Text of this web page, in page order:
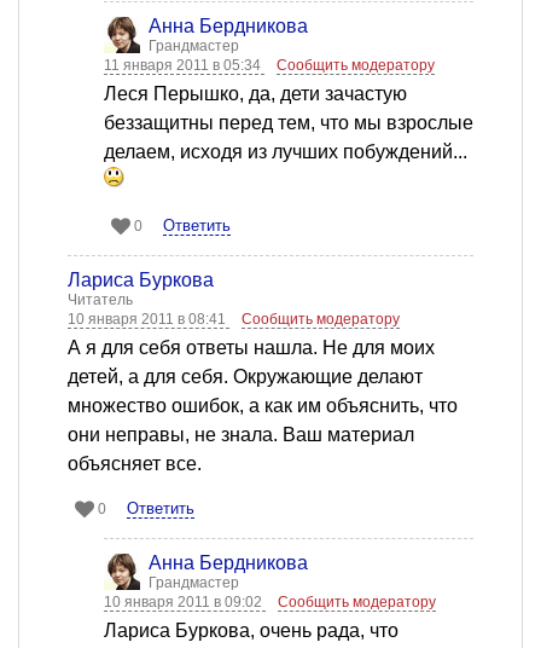
Анна Бердникова
Грандмастер
11 января 2011 в 05:34
Сообщить модератору
Леся Перышко, да, дети зачастую
беззащитны перед тем, что мы взрослые
делаем, исходя из лучших побуждений...
0 Ответить
Лариса Буркова
Читатель
10 января 2011 в 08:41
Сообщить модератору
А я для себя ответы нашла. Не для моих
детей, а для себя. Окружающие делают
множество ошибок, а как им объяснить, что
они неправы, не знала. Ваш материал
объясняет все.
0 Ответить
Анна Бердникова
Грандмастер
10 января 2011 в 09:02
Сообщить модератору
Лариса Буркова, очень рада, что